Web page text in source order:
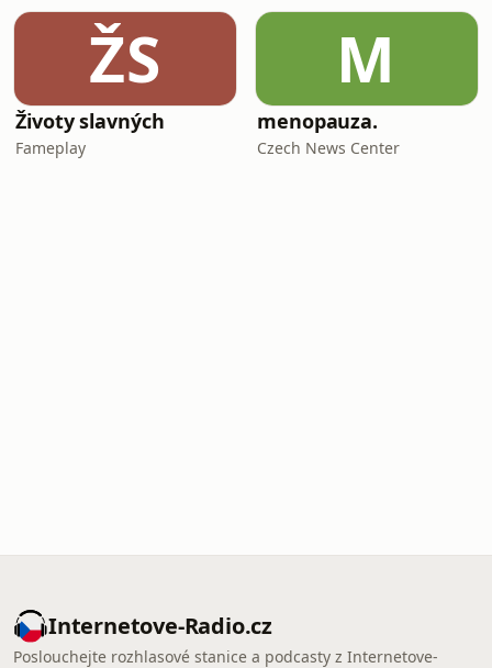
ŽS
Životy slavných
Fameplay
M
menopauza.
Czech News Center
Internetove-Radio.cz
Poslouchejte rozhlasové stanice a podcasty z Internetove-